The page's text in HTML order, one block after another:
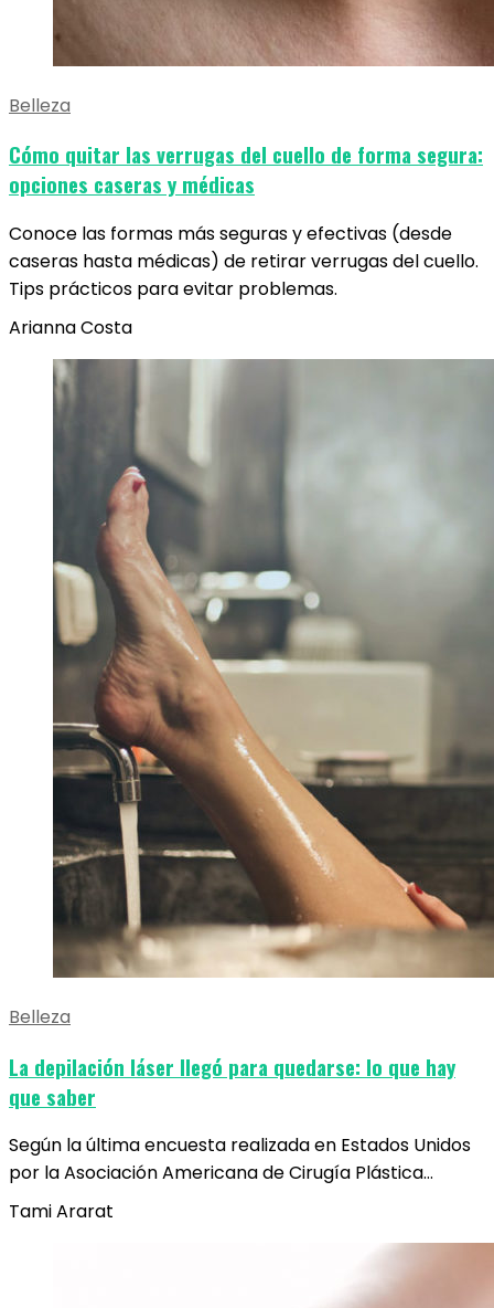
Belleza
Cómo quitar las verrugas del cuello de forma segura:
opciones caseras y médicas
Conoce las formas más seguras y efectivas (desde
caseras hasta médicas) de retirar verrugas del cuello.
Tips prácticos para evitar problemas.
Arianna Costa
Belleza
La depilación láser llegó para quedarse: lo que hay
que saber
Según la última encuesta realizada en Estados Unidos
por la Asociación Americana de Cirugía Plástica…
Tami Ararat